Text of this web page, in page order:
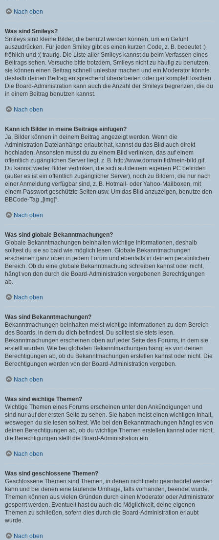
Nach oben
Was sind Smileys?
Smileys sind kleine Bilder, die benutzt werden können, um ein Gefühl
auszudrücken. Für jeden Smiley gibt es einen kurzen Code, z. B. bedeutet :)
fröhlich und :( traurig. Die Liste aller Smileys kannst du beim Verfassen eines
Beitrags sehen. Versuche bitte trotzdem, Smileys nicht zu häufig zu benutzen,
sie können einen Beitrag schnell unlesbar machen und ein Moderator könnte
deshalb deinen Beitrag entsprechend überarbeiten oder gar komplett löschen.
Die Board-Administration kann auch die Anzahl der Smileys begrenzen, die du
in einem Beitrag benutzen kannst.
Nach oben
Kann ich Bilder in meine Beiträge einfügen?
Ja, Bilder können in deinem Beitrag angezeigt werden. Wenn die
Administration Dateianhänge erlaubt hat, kannst du das Bild auch direkt
hochladen. Ansonsten musst du zu einem Bild verlinken, das auf einem
öffentlich zugänglichen Server liegt, z. B. http://www.domain.tld/mein-bild.gif.
Du kannst weder Bilder verlinken, die sich auf deinem eigenen PC befinden
(außer es ist ein öffentlich zugänglicher Server), noch zu Bildern, die nur nach
einer Anmeldung verfügbar sind, z. B. Hotmail- oder Yahoo-Mailboxen, mit
einem Passwort geschützte Seiten usw. Um das Bild anzuzeigen, benutze den
BBCode-Tag „[img]“.
Nach oben
Was sind globale Bekanntmachungen?
Globale Bekanntmachungen beinhalten wichtige Informationen, deshalb
solltest du sie so bald wie möglich lesen. Globale Bekanntmachungen
erscheinen ganz oben in jedem Forum und ebenfalls in deinem persönlichen
Bereich. Ob du eine globale Bekanntmachung schreiben kannst oder nicht,
hängt von den durch die Board-Administration vergebenen Berechtigungen
ab.
Nach oben
Was sind Bekanntmachungen?
Bekanntmachungen beinhalten meist wichtige Informationen zu dem Bereich
des Boards, in dem du dich befindest. Du solltest sie stets lesen.
Bekanntmachungen erscheinen oben auf jeder Seite des Forums, in dem sie
erstellt wurden. Wie bei globalen Bekanntmachungen hängt es von deinen
Berechtigungen ab, ob du Bekanntmachungen erstellen kannst oder nicht. Die
Berechtigungen werden von der Board-Administration vergeben.
Nach oben
Was sind wichtige Themen?
Wichtige Themen eines Forums erscheinen unter den Ankündigungen und
sind nur auf der ersten Seite zu sehen. Sie haben meist einen wichtigen Inhalt,
weswegen du sie lesen solltest. Wie bei den Bekanntmachungen hängt es von
deinen Berechtigungen ab, ob du wichtige Themen erstellen kannst oder nicht;
die Berechtigungen stellt die Board-Administration ein.
Nach oben
Was sind geschlossene Themen?
Geschlossene Themen sind Themen, in denen nicht mehr geantwortet werden
kann und bei denen eine laufende Umfrage, falls vorhanden, beendet wurde.
Themen können aus vielen Gründen durch einen Moderator oder Administrator
gesperrt werden. Eventuell hast du auch die Möglichkeit, deine eigenen
Themen zu schließen, sofern dies durch die Board-Administration erlaubt
wurde.
Nach oben